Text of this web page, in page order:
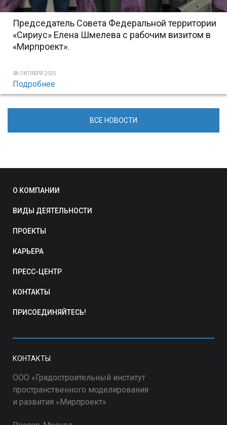
Председатель Совета Федеральной территории
«Сириус» Елена Шмелева с рабочим визитом в
«Мирпроект».
08 ОКТЯБРЯ 2025
Подробнее
ВСЕ НОВОСТИ
О КОМПАНИИ
ВИДЫ ДЕЯТЕЛЬНОСТИ
ПРОЕКТЫ
КАРЬЕРА
ПРЕСС-ЦЕНТР
КОНТАКТЫ
ПРИСОЕДИНЯЙТЕСЬ!
КОНТАКТЫ
ООО «Градостроительный институт
пространственного моделирования
и развития «Мирпроект»